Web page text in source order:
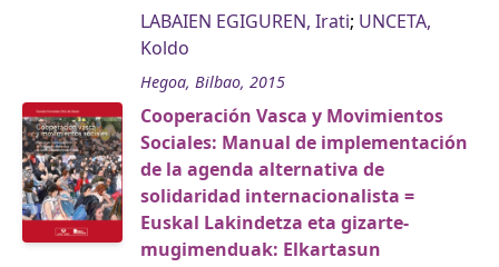
LABAIEN EGIGUREN, Irati; UNCETA,
Koldo
Hegoa, Bilbao, 2015
Cooperación Vasca y Movimientos
Sociales: Manual de implementación
de la agenda alternativa de
solidaridad internacionalista =
Euskal Lakindetza eta gizarte-
mugimenduak: Elkartasun